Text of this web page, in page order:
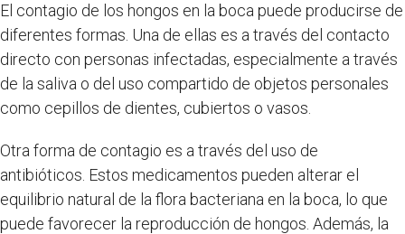
El contagio de los hongos en la boca puede producirse de
diferentes formas. Una de ellas es a través del contacto
directo con personas infectadas, especialmente a través
de la saliva o del uso compartido de objetos personales
como cepillos de dientes, cubiertos o vasos.
Otra forma de contagio es a través del uso de
antibióticos. Estos medicamentos pueden alterar el
equilibrio natural de la flora bacteriana en la boca, lo que
puede favorecer la reproducción de hongos. Además, la